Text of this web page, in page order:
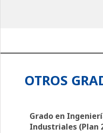
OTROS
Grado en
Industriales (Plan